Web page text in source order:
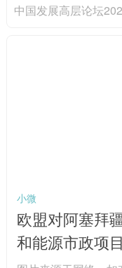
中国发展高层论坛
小微
欧盟对阿塞拜
和能源市政项目